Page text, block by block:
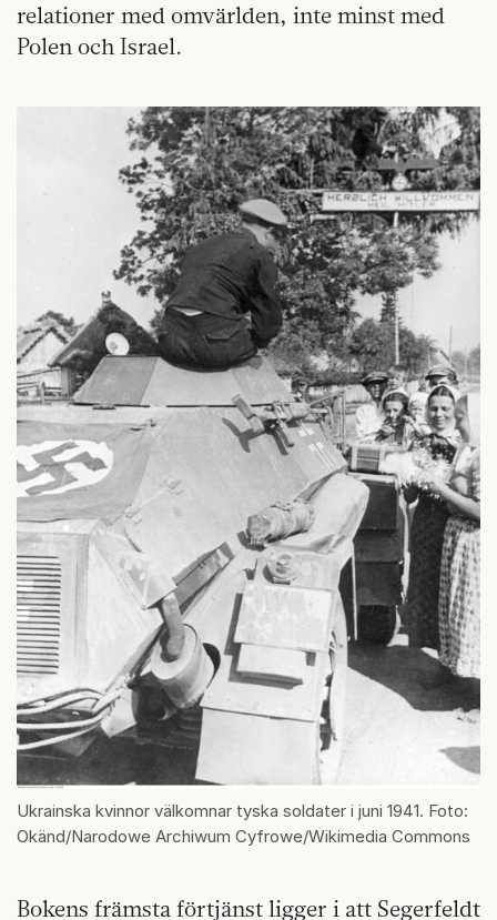
relationer med omvärlden, inte minst med
Polen och Israel.
Ukrainska kvinnor välkomnar tyska soldater i juni 1941. Foto:
Okänd/Narodowe Archiwum Cyfrowe/Wikimedia Commons
Bokens främsta förtjänst ligger i att Segerfeldt